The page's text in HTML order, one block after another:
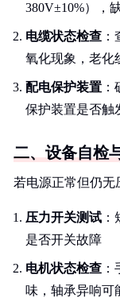
380V±10%），
电缆状态检查
氧化现象，老化
配电保护装置
保护装置是否触
二、设备自检
若电源正常但仍无
压力开关测试
是否开关故障
电机状态检查
味，轴承异响可